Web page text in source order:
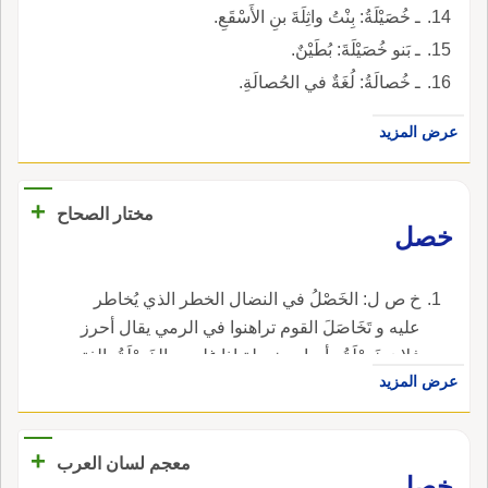
ـ خُصَيْلَةُ: بِنْتُ واثِلَةَ بنِ الأَسْقَعِ.
ـ بَنو خُصَيْلَةَ: بُطَيْنٌ.
ـ خُصالَةُ: لُغَةٌ في الحُصالَةِ.
عرض المزيد
مختار الصحاح
+
خصل
خ ص ل: الخَصْلُ في النضال الخطر الذي يُخاطر
عليه و تَخَاصَلَ القوم تراهنوا في الرمي يقال أحرز
فلان خَصْلَةُ وأصاب خصلة إذا غلب و الخَصْلَةُ بالفتح
الخلة وبالضم لفيفة من شعر.عرض المزيد
معجم لسان العرب
+